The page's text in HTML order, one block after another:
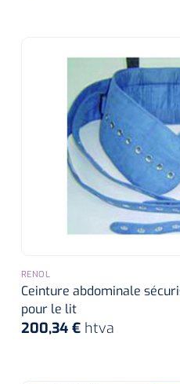
RENOL
Ceinture abdominale
pour le lit
200,34 € htva